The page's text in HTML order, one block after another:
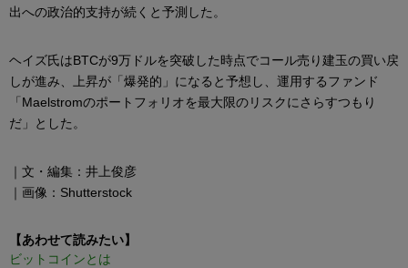
出への政治的支持が続くと予測した。
ヘイズ氏はBTCが9万ドルを突破した時点でコール売り建玉の買い戻
しが進み、上昇が「爆発的」になると予想し、運用するファンド
「Maelstromのポートフォリオを最大限のリスクにさらすつもり
だ」とした。
｜文・編集：井上俊彦
｜画像：Shutterstock
【あわせて読みたい】
ビットコインとは